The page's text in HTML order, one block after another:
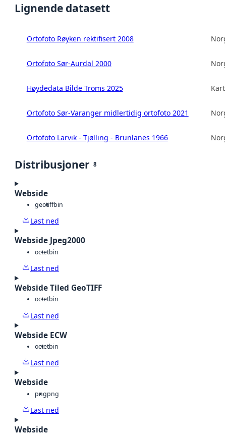
Lignende datasett
Ortofoto Røyken rektifisert 2008
Ortofoto Sør-Aurdal 2000
Høydedata Bilde Troms 2025
Ortofoto Sør-Varanger midlertidig ortofoto 2021
Ortofoto Larvik - Tjølling - Brunlanes 1966
Distribusjoner 8
Webside
geotiffbin
Last ned
Webside Jpeg2000
octetbin
Last ned
Webside Tiled GeoTIFF
octetbin
Last ned
Webside ECW
octetbin
Last ned
Webside
pngpng
Last ned
Webside